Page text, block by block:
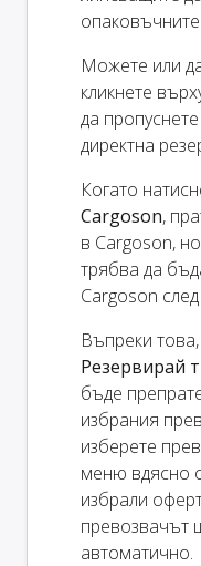
Можете или
кликнете
да
директна
Когато
Cargoson,
в Cargoson,
трябва да
Cargoson
Въпреки
Резервирай
бъде
избрания
изберете
меню вдясно
избрали
превозвачът
автоматично.